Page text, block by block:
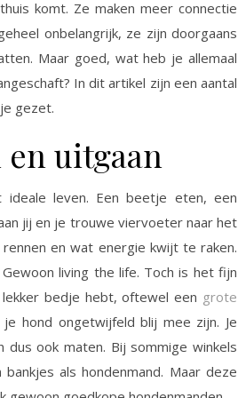
komt. Ze maken meer connectie
onbelangrijk, ze zijn doorgaans
Maar goed, wat heb je allemaal
In dit artikel zijn een aantal
gezet.
en uitgaan
ideale leven. Een beetje eten, een
jij en je trouwe viervoeter naar het
en wat energie kwijt te raken.
living the life. Toch is het fijn
bedje hebt, oftewel een grote
hond ongetwijfeld blij mee zijn. Je
ook maten. Bij sommige winkels
als hondenmand. Maar deze